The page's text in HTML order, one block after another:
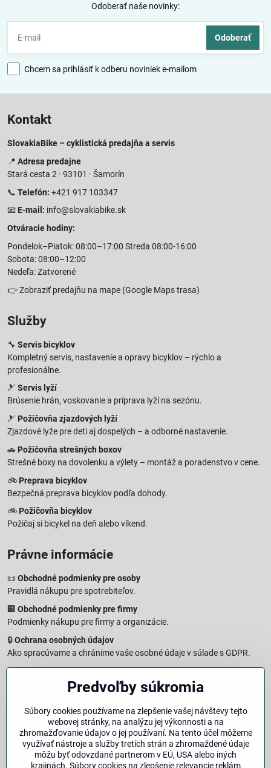
Odoberať naše novinky:
Odoberať
Chcem sa prihlásiť k odberu noviniek e-mailom
Kontakt
SlovakiaBike – cyklistická predajňa a servis
📍 Adresa predajne
Stará cesta 2 · 93101 · Šamorín
📞 Telefón: +421 917 103347
📧 E-mail: info@slovakiabike.sk
Otváracie hodiny:
Pondelok–Piatok: 08:00–17:00 Streda 08:00-16:00
Sobota: 08:00–12:00
Nedeľa: Zatvorené
👉Zobraziť predajňu na mape (Google Maps trasa)
Služby
🔧 Servis bicyklov
Kompletný servis, nastavenie a opravy bicyklov – rýchlo a
profesionálne.
🎿 Servis lyží
Brúsenie hrán, voskovanie a príprava lyží na sezónu.
🎿 Požičovňa zjazdových lyží
Zjazdové lyže pre deti aj dospelých – a odborné nastavenie.
🚗 Požičovňa strešných boxov
Strešné boxy na dovolenku a výlety – montáž a poradenstvo v cene.
🚲 Preprava bicyklov
Bezpečná preprava bicyklov podľa dohody.
🚲 Požičovňa bicyklov
Požičaj si bicykel na deň alebo víkend.
Právne informácie
📜 Obchodné podmienky pre osoby
Pravidlá nákupu pre spotrebiteľov.
🏢 Obchodné podmienky pre firmy
Podmienky nákupu pre firmy a organizácie.
🔒Ochrana osobných údajov
Ako spracúvame a chránime vaše osobné údaje v súlade s GDPR.
🧾Reklamačný formulár
Jednoduché podanie reklamácie
Vzorový formulár pre odstúpenie od zmluvy a vrátenie tovaru.
Právna doložka – Autorské práva
Informácie o ochrane obsahu, značiek a fotografií vrátane
podmienok.
Predvoľby súkromia
Súbory cookies používame na zlepšenie vašej návštevy tejto
webovej stránky, na analýzu jej výkonnosti a na
zhromažďovanie údajov o jej používaní. Na tento účel môžeme
využívať nástroje a služby tretích strán a zhromaždené údaje
môžu byť odovzdané partnerom v EÚ, USA alebo iných
krajinách. Súbory cookies na zlepšenie relevancie reklám